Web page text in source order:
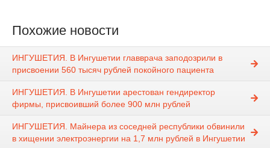
Похожие новости
ИНГУШЕТИЯ. В Ингушетии главврача заподозрили в
присвоении 560 тысяч рублей покойного пациента
ИНГУШЕТИЯ. В Ингушетии арестован гендиректор
фирмы, присвоивший более 900 млн рублей
ИНГУШЕТИЯ. Майнера из соседней республики обвинили
в хищении электроэнергии на 1,7 млн рублей в Ингушетии